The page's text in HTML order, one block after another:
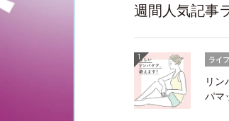
週間人気記事
ライ
リン
パマ